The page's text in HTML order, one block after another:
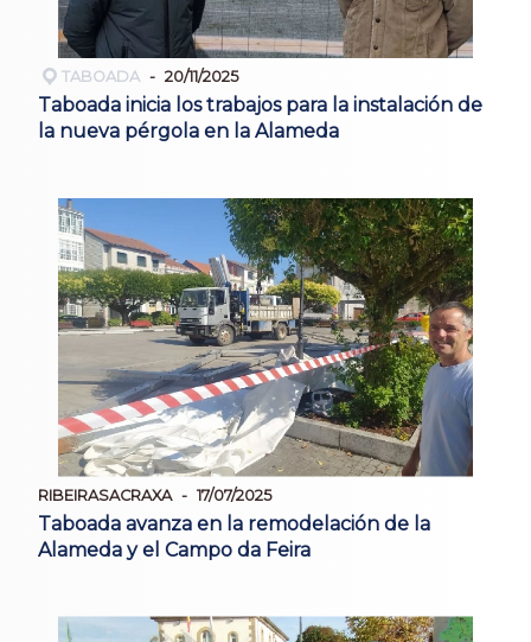
TABOADA 20/11/2025
Taboada inicia los trabajos para la instalación de
la nueva pérgola en la Alameda
RIBEIRASACRAXA 17/07/2025
Taboada avanza en la remodelación de la
Alameda y el Campo da Feira